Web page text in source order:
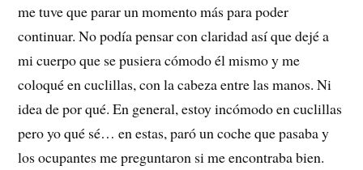
me tuve que parar un momento más para poder
continuar. No podía pensar con claridad así que dejé a
mi cuerpo que se pusiera cómodo él mismo y me
coloqué en cuclillas, con la cabeza entre las manos. Ni
idea de por qué. En general, estoy incómodo en cuclillas
pero yo qué sé… en estas, paró un coche que pasaba y
los ocupantes me preguntaron si me encontraba bien.